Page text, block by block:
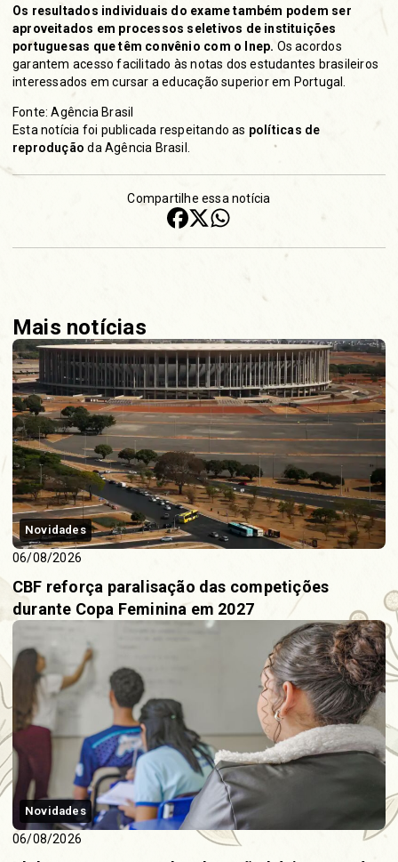
Os resultados individuais do exame também podem ser
aproveitados em processos seletivos de instituições
portuguesas que têm convênio com o Inep. Os acordos
garantem acesso facilitado às notas dos estudantes brasileiros
interessados em cursar a educação superior em Portugal.
Fonte: Agência Brasil
Esta notícia foi publicada respeitando as políticas de
reprodução da Agência Brasil.
Compartilhe essa notícia
Mais notícias
Novidades
06/08/2026
CBF reforça paralisação das competições
durante Copa Feminina em 2027
Novidades
06/08/2026